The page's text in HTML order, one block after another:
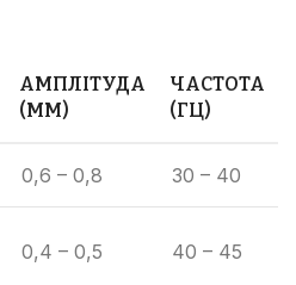
АМПЛІТУДА
(ММ)
ЧАСТОТА
(ГЦ)
0,6 – 0,8 30 – 40
0,4 – 0,5 40 – 45